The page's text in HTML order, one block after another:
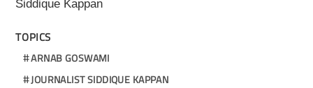
Siddique Kappan
TOPICS
ARNAB GOSWAMI
JOURNALIST SIDDIQUE KAPPAN